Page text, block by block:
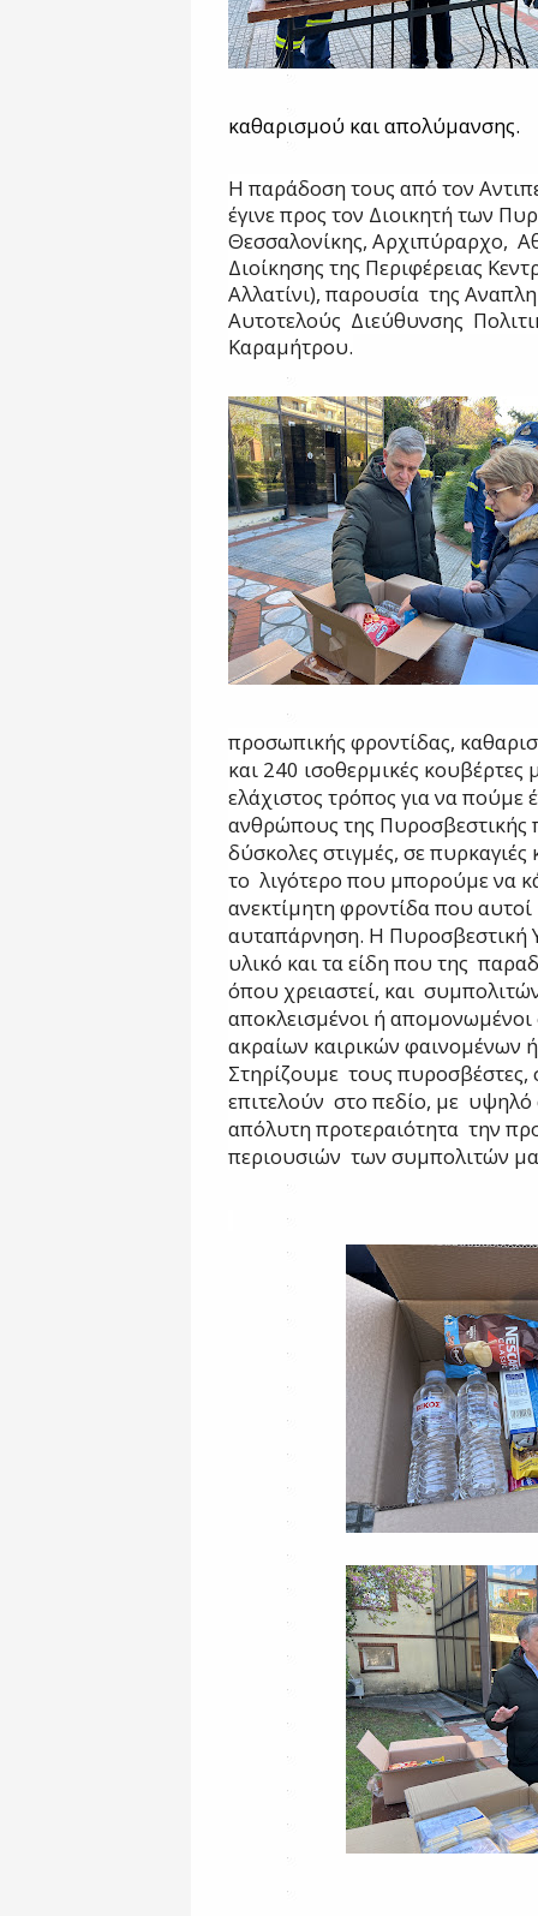
καθαρισμού και απολύμανσης.
Η παράδοση τους από τον
έγινε προς τον Διοικητή των
Θεσσαλονίκης, Αρχιπύραρχο,
Διοίκησης της Περιφέρειας
Αλλατίνι), παρουσία της
Αυτοτελούς Διεύθυνσης
Καραμήτρου.
προσωπικής φροντίδας,
και 240 ισοθερμικές κουβέρτες
ελάχιστος τρόπος για να πούμε
ανθρώπους της Πυροσβεστικής
δύσκολες στιγμές, σε
το λιγότερο που μπορούμε να
ανεκτίμητη φροντίδα που
αυταπάρνηση. Η Πυροσβεστική
υλικό και ταείδη που της
όπου χρειαστεί, και
αποκλεισμένοι ή απομονωμένοι
ακραίων καιρικών
Στηρίζουμε τους πυροσβέστες,
επιτελούν στο πεδίο, με
απόλυτη προτεραιότητα την
περιουσιών των συμπολιτών